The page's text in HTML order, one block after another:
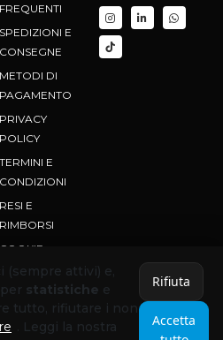
FREQUENTI
SPEDIZIONI E
CONSEGNE
METODI DI
PAGAMENTO
PRIVACY
POLICY
TERMINI E
CONDIZIONI
RESI E
RIMBORSI
COOKIE
POLICY
(sempre attivi) e,
statistiche e
tutto, rifiutare i non
. Leggi la nostra
Rifiuta
Accetta